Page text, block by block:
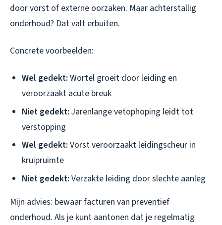
door vorst of externe oorzaken. Maar achterstallig
onderhoud? Dat valt erbuiten.
Concrete voorbeelden:
Wel gedekt: Wortel groeit door leiding en
veroorzaakt acute breuk
Niet gedekt: Jarenlange vetophoping leidt tot
verstopping
Wel gedekt: Vorst veroorzaakt leidingscheur in
kruipruimte
Niet gedekt: Verzakte leiding door slechte aanleg
Mijn advies: bewaar facturen van preventief
onderhoud. Als je kunt aantonen dat je regelmatig